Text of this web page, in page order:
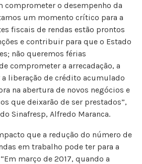
o desempenho da
um momento crítico para a
fiscais de rendas estão prontos
e contribuir para que o Estado
não queremos férias
comprometer a arrecadação, a
liberação de crédito acumulado
na abertura de novos negócios e
que deixarão de ser prestados”,
Sinafresp, Alfredo Maranca.
que a redução do número de
em trabalho pode ter para a
março de 2017, quando a